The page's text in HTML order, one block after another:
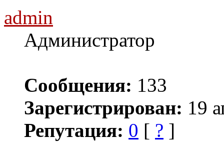
admin
Администратор
Сообщения: 133
Зарегистрирован: 19
Репутация: 0 [ ? ]